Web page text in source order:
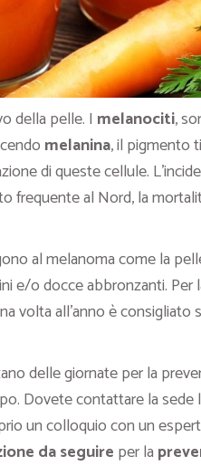
della pelle. I melanociti,
melanina, il pigmento
di queste cellule.
al Nord, la
al melanoma come la
e/o docce abbronzanti. Per
volta all’anno è consigliato
delle giornate per la
Dovete contattare la
un colloquio con un
da seguire per la